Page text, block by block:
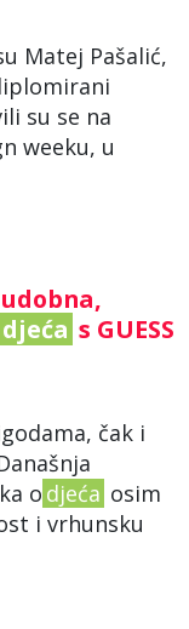
Matej Pašalić,
su se na
weeku, u
udobna,
djeća s GUESS
čak i
o djeća osim
i vrhunsku